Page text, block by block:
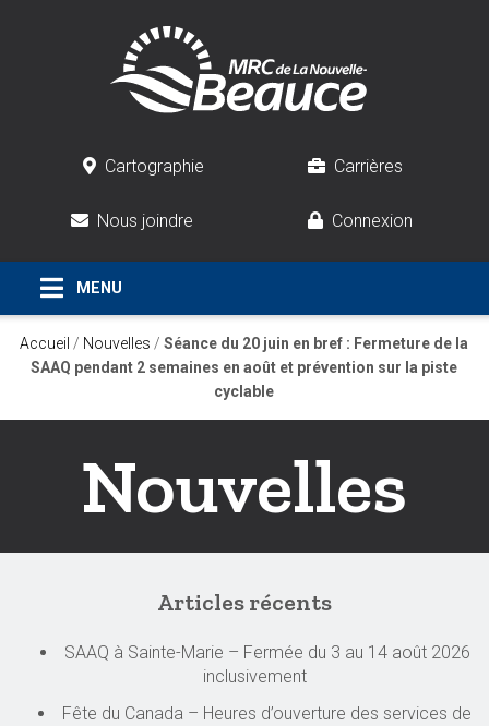
Cartographie Carrières
Nous joindre Connexion
Accueil / Nouvelles /Séance du 20 juin en bref : Fermeture de la
SAAQ pendant 2 semaines en août et prévention sur la piste
cyclable
Nouvelles
Articles récents
SAAQ à Sainte-Marie – Fermée du 3 au 14 août 2026
inclusivement
Fête du Canada – Heures d’ouverture des services de